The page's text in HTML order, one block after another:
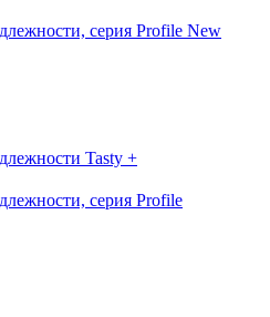
серия Profile New
Tasty +
серия Profile